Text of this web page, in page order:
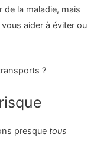
la maladie, mais
aider à éviter ou
?
presque tous